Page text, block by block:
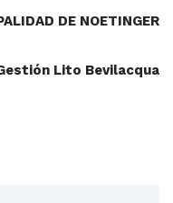
DE NOETINGER
Lito Bevilacqua